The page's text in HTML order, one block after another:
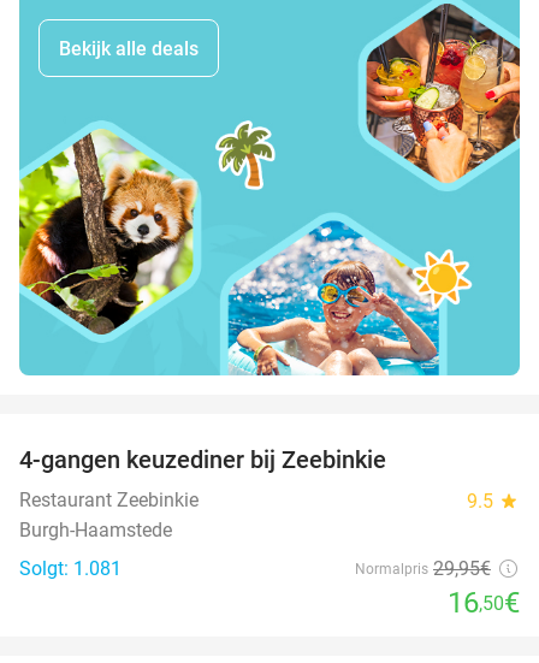
Bekijk alle deals
4-gangen keuzediner bij Zeebinkie
Restaurant Zeebinkie 9.5 star
Burgh-Haamstede
Solgt: 1.081
Normalpris 29,95€
16,50€